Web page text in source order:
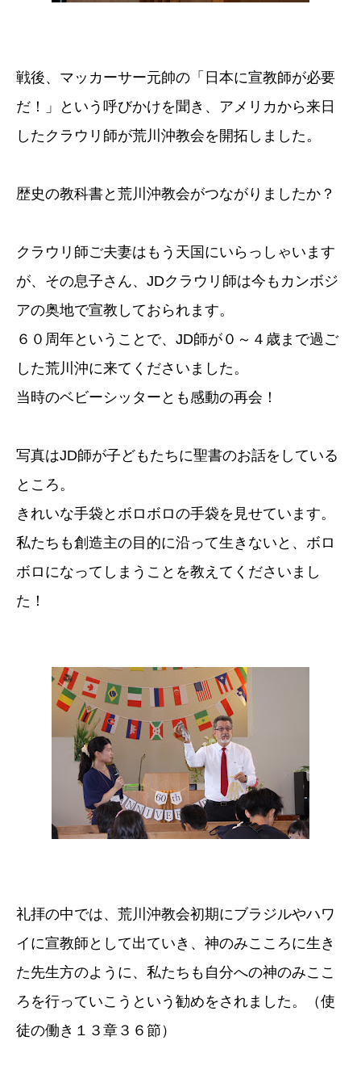
戦後、マッカーサー元帥の「日本に宣教師が必要
だ！」という呼びかけを聞き、アメリカから来日
したクラウリ師が荒川沖教会を開拓しました。
歴史の教科書と荒川沖教会がつながりましたか？
クラウリ師ご夫妻はもう天国にいらっしゃいます
が、その息子さん、JDクラウリ師は今もカンボジ
アの奥地で宣教しておられます。
６０周年ということで、 JD師が０～４歳まで過ご
した荒川沖に来てくださいました。
当時のベビーシッターとも感動の再会！
写真はJD師が子どもたちに聖書のお話をしている
ところ。
きれいな手袋とボロボロの手袋を見せています。
私たちも創造主の目的に沿って生きないと、ボロ
ボロになってしまうことを教えてくださいまし
た！
礼拝の中では、荒川沖教会初期にブラジルやハワ
イに宣教師として出ていき、神のみこころに生き
た先生方のように、私たちも自分への神のみここ
ろを行っていこうという勧めをされました。（使
徒の働き１３章３６節）